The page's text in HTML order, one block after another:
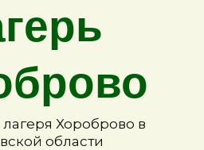
лагеря Хороброво в
области